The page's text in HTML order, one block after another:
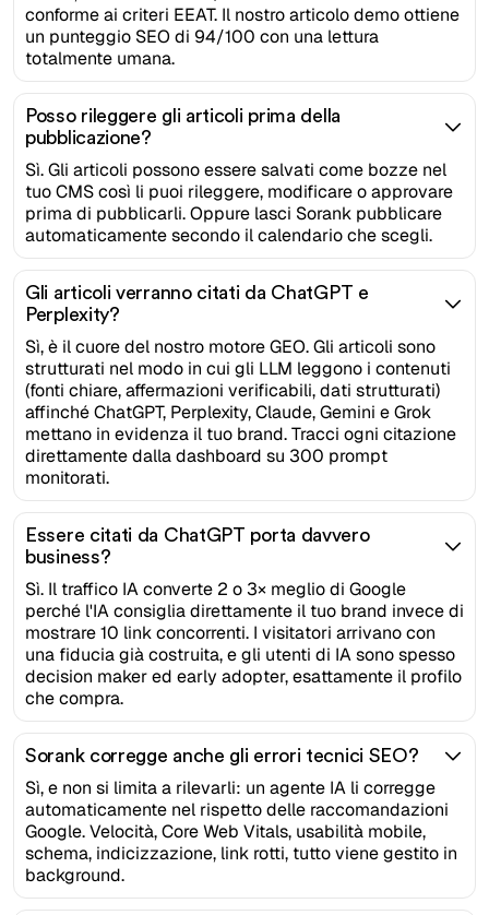
conforme ai criteri EEAT. Il nostro articolo demo ottiene
un punteggio SEO di 94/100 con una lettura
totalmente umana.
Posso rileggere gli articoli prima della
pubblicazione?
Sì. Gli articoli possono essere salvati come bozze nel
tuo CMS così li puoi rileggere, modificare o approvare
prima di pubblicarli. Oppure lasci Sorank pubblicare
automaticamente secondo il calendario che scegli.
Gli articoli verranno citati da ChatGPT e
Perplexity?
Sì, è il cuore del nostro motore GEO. Gli articoli sono
strutturati nel modo in cui gli LLM leggono i contenuti
(fonti chiare, affermazioni verificabili, dati strutturati)
affinché ChatGPT, Perplexity, Claude, Gemini e Grok
mettano in evidenza il tuo brand. Tracci ogni citazione
direttamente dalla dashboard su 300 prompt
monitorati.
Essere citati da ChatGPT porta davvero
business?
Sì. Il traffico IA converte 2 o 3× meglio di Google
perché l'IA consiglia direttamente il tuo brand invece di
mostrare 10 link concorrenti. I visitatori arrivano con
una fiducia già costruita, e gli utenti di IA sono spesso
decision maker ed early adopter, esattamente il profilo
che compra.
Sorank corregge anche gli errori tecnici SEO?
Sì, e non si limita a rilevarli: un agente IA li corregge
automaticamente nel rispetto delle raccomandazioni
Google. Velocità, Core Web Vitals, usabilità mobile,
schema, indicizzazione, link rotti, tutto viene gestito in
background.